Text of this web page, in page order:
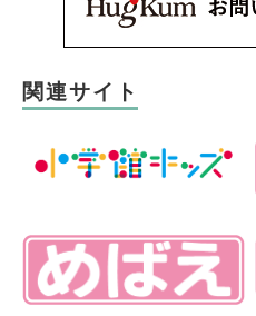
関連サイト